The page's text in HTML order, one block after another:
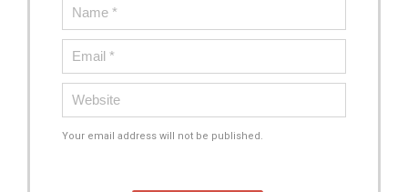
Your email address will not be published.